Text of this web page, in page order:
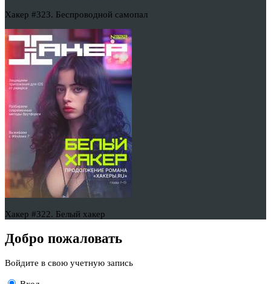
Хакер #323. Беспроводной самопал
Хакер #322. Белый хакер
Добро пожаловать
Войдите в свою учетную запись